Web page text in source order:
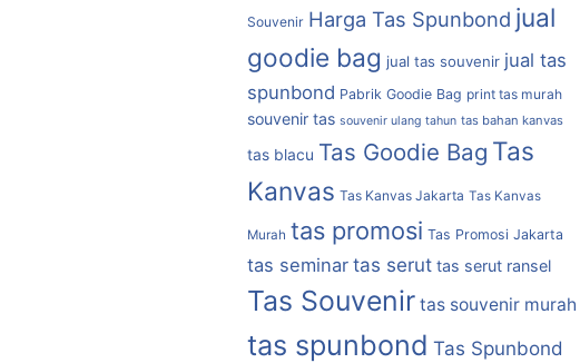
Souvenir Harga Tas Spunbond jual
goodie bag jual tas souvenir jual tas
spunbond Pabrik Goodie Bag print tas murah
souvenir tas souvenir ulang tahun tas bahan kanvas
tas blacu Tas Goodie Bag Tas
Kanvas Tas Kanvas Jakarta Tas Kanvas
Murah tas promosi Tas Promosi Jakarta
tas seminar tas serut tas serut ransel
Tas Souvenir tas souvenir murah
tas spunbond Tas Spunbond